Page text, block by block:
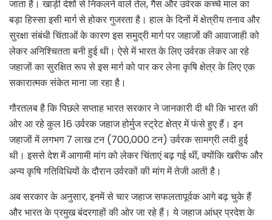
जाता है। खाड़ी देशों से निकलने वाले तेल, गैस और उर्वरक कच्चे माल का
बड़ा हिस्सा इसी मार्ग से होकर गुजरता है। हाल के दिनों में क्षेत्रीय तनाव और
सुरक्षा संबंधी चिंताओं के कारण इस समुद्री मार्ग पर जहाजों की आवाजाही को
लेकर अनिश्चितता बनी हुई थी। ऐसे में भारत के लिए उर्वरक लेकर आ रहे
जहाजों का सुरक्षित रूप से इस मार्ग को पार कर लेना कृषि क्षेत्र के लिए एक
सकारात्मक संकेत माना जा रहा है।
गौरतलब है कि पिछले सप्ताह भारत सरकार ने जानकारी दी थी कि भारत की
ओर आ रहे कुल 16 उर्वरक जहाज होर्मुज स्ट्रेट क्षेत्र में फंसे हुए हैं। इन
जहाजों में लगभग 7 लाख टन (700,000 टन) उर्वरक सामग्री लदी हुई
थी। इससे देश में आगामी मांग को लेकर चिंताएं बढ़ गई थीं, क्योंकि खरीफ और
अन्य कृषि गतिविधियों के दौरान उर्वरकों की मांग में तेजी आती है।
अब सरकार के अनुसार, इनमें से चार जहाज सफलतापूर्वक आगे बढ़ चुके हैं
और भारत के प्रमुख बंदरगाहों की ओर जा रहे हैं। ये जहाज आंध्र प्रदेश के